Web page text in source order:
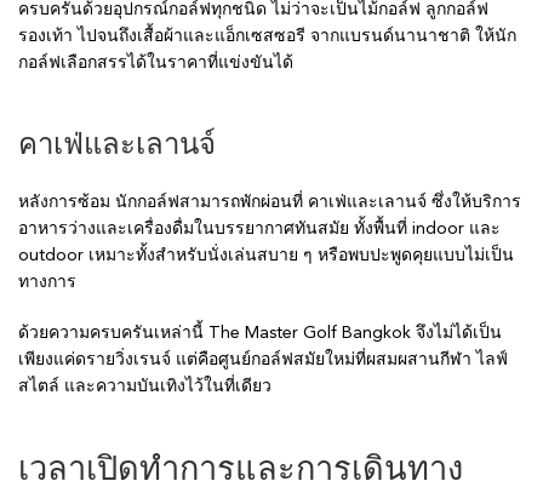
ครบครันด้วยอุปกรณ์กอล์ฟทุกชนิด ไม่ว่าจะเป็นไม้กอล์ฟ ลูกกอล์ฟ
รองเท้า ไปจนถึงเสื้อผ้าและแอ็กเซสซอรี จากแบรนด์นานาชาติ ให้นัก
กอล์ฟเลือกสรรได้ในราคาที่แข่งขันได้
คาเฟ่และเลานจ์
หลังการซ้อม นักกอล์ฟสามารถพักผ่อนที่ คาเฟ่และเลานจ์ ซึ่งให้บริการ
อาหารว่างและเครื่องดื่มในบรรยากาศทันสมัย ทั้งพื้นที่ indoor และ
outdoor เหมาะทั้งสำหรับนั่งเล่นสบาย ๆ หรือพบปะพูดคุยแบบไม่เป็น
ทางการ
ด้วยความครบครันเหล่านี้ The Master Golf Bangkok จึงไม่ได้เป็น
เพียงแค่ดรายวิ่งเรนจ์ แต่คือศูนย์กอล์ฟสมัยใหม่ที่ผสมผสานกีฬา ไลฟ์
สไตล์ และความบันเทิงไว้ในที่เดียว
เวลาเปิดทำการและการเดินทาง